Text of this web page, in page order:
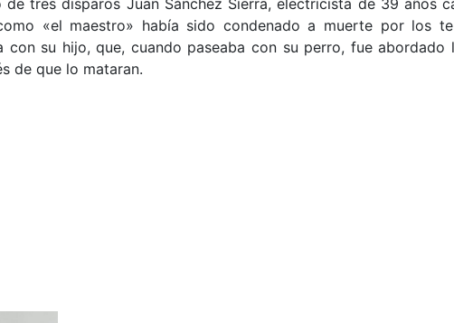
tres disparos Juan Sánchez Sierra, electricista de 39
«el maestro» había sido condenado a muerte por los
con su hijo, que, cuando paseaba con su perro, fue
de que lo mataran.